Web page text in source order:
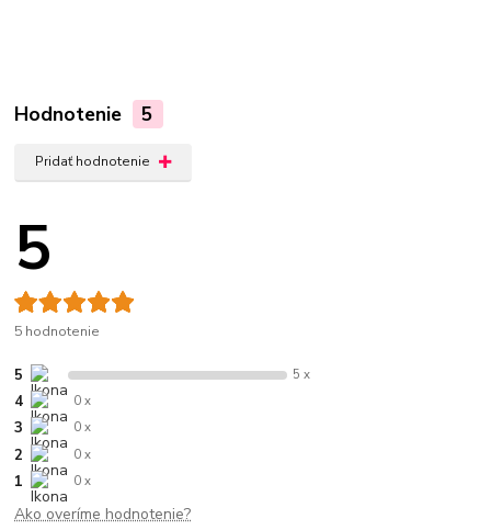
Hodnotenie 5
Pridať hodnotenie
5
5 hodnotenie
5 5 x
4 0 x
3 0 x
2 0 x
1 0 x
Ako overíme hodnotenie?